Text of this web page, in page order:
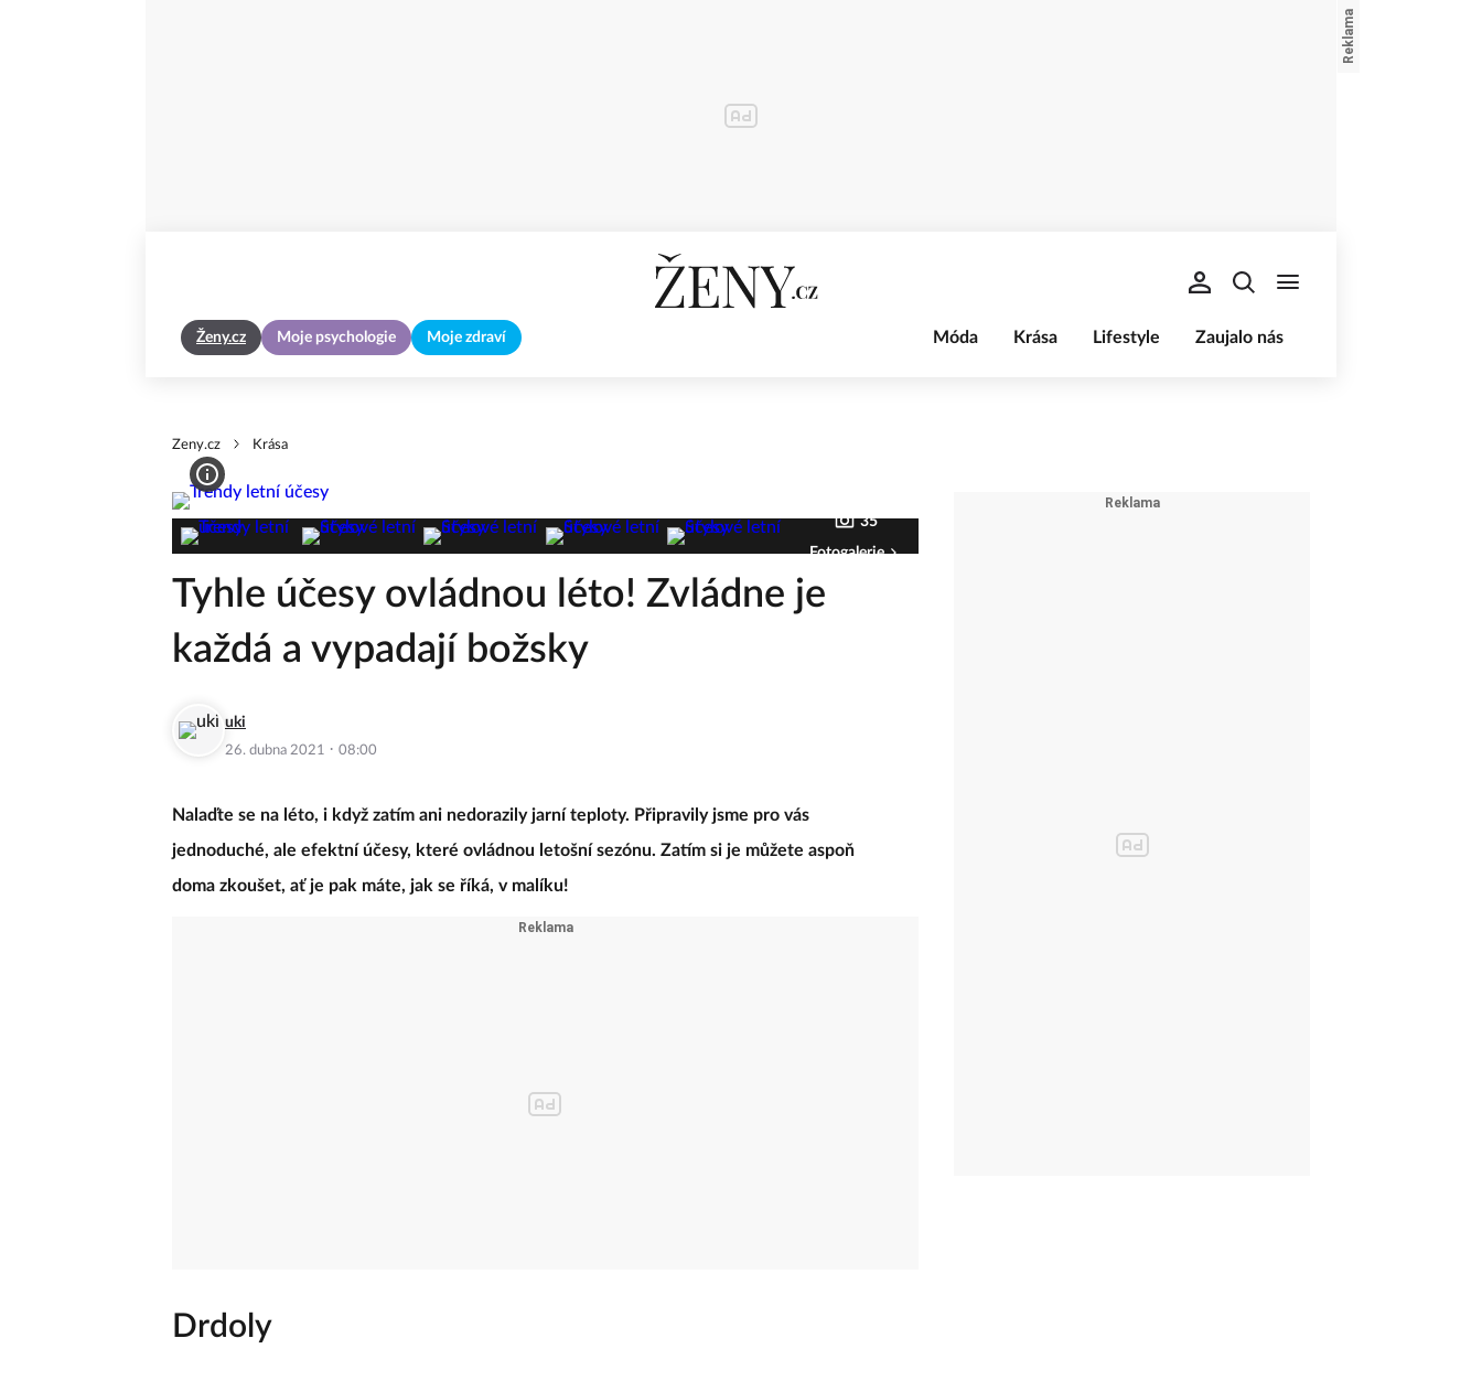
Ženy.cz Moje psychologie Moje zdraví Móda Krása Lifestyle Zaujalo nás
Zeny.cz Krása
35
Fotogalerie
Tyhle účesy ovládnou léto! Zvládne je
každá a vypadají božsky
uki
26. dubna 2021 · 08:00
Nalaďte se na léto, i když zatím ani nedorazily jarní teploty. Připravily jsme pro vás
jednoduché, ale efektní účesy, které ovládnou letošní sezónu. Zatím si je můžete aspoň
doma zkoušet, ať je pak máte, jak se říká, v malíku!
Drdoly